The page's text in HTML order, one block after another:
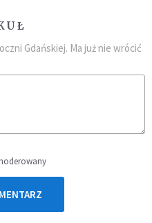
Gdańskiej. Ma już nie wrócić